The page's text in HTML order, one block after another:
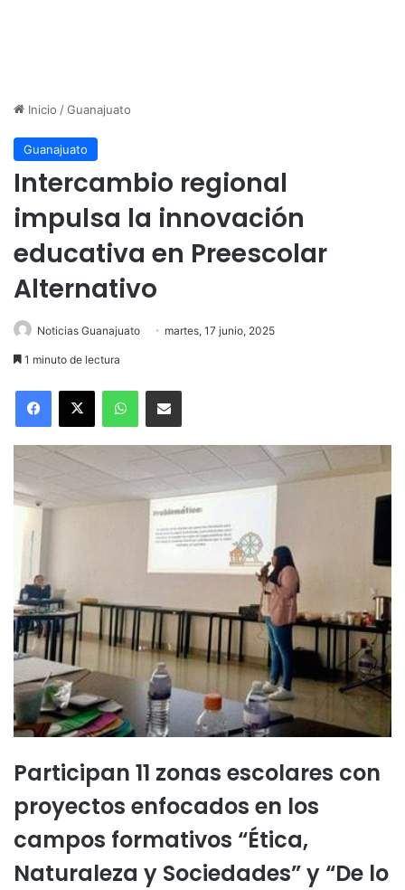
Inicio /Guanajuato
Guanajuato
Intercambio regional
impulsa la innovación
educativa en Preescolar
Alternativo
Noticias Guanajuato martes, 17 junio, 2025
1 minuto de lectura
Participan 11 zonas escolares con
proyectos enfocados en los
campos formativos “Ética,
Naturaleza y Sociedades” y “De lo